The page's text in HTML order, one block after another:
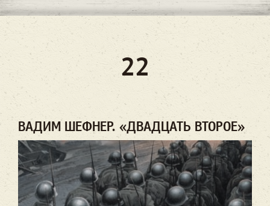
22
ВАДИМ ШЕФНЕР. «ДВАДЦАТЬ ВТОРОЕ»